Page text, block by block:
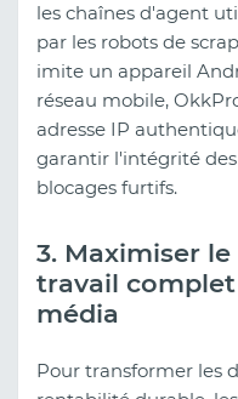
les chaînes d'agent
par les robots de
imite un appareil
réseau mobile,
adresse IP
garantir l'intégrité
blocages furtifs.
3. Maximiser
travail
média
Pour transformer les